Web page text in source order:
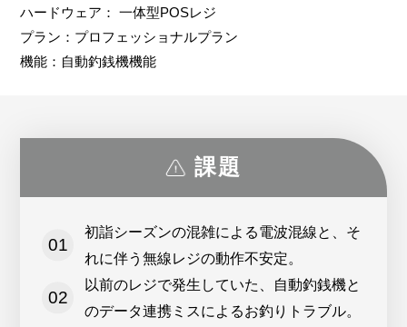
ハードウェア：一体型POSレジ
プラン： プロフェッショナルプラン
機能： 自動釣銭機機能
課題
初詣シーズンの混雑による電波混線と、そ
れに伴う無線レジの動作不安定。
以前のレジで発生していた、自動釣銭機と
のデータ連携ミスによるお釣りトラブル。